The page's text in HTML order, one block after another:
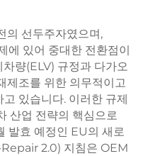
의 선두주자였으며,
에 있어 중대한 전환점이
량(ELV) 규정과 다가오
제조를 위한 의무적이고
있습니다. 이러한 규제
산업 전략의 핵심으로
발효 예정인 EU의 새로
2.0) 지침은 OEM